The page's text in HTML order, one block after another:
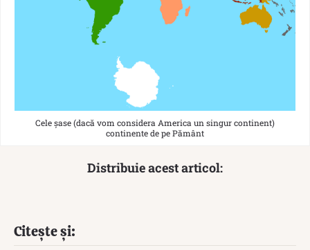
Cele șase (dacă vom considera America un singur continent)
continente de pe Pământ
Distribuie acest articol:
Citește și: